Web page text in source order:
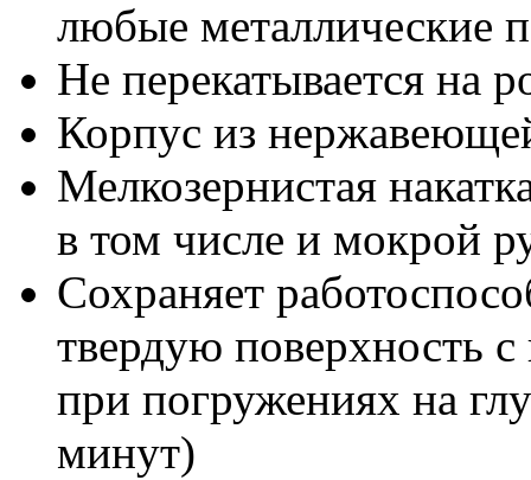
любые металлические
Не перекатывается на
Корпус из
Мелкозернистая
в том числе и мокрой
Сохраняет
твердую поверхность
при погружениях на
минут)